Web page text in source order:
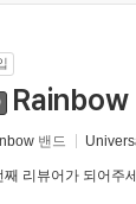
밴드
째 리뷰어가 되어주